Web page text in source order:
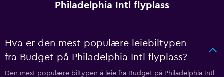
Philadelphia Intl flyplass
Hva er den mest populære leiebiltypen
fra Budget på Philadelphia Intl flyplass?
Den mest populære biltypen å leie fra Budget på Philadelphia Intl